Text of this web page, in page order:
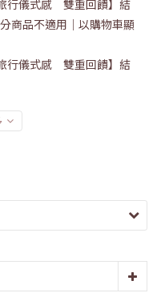
行儀式感 雙重回饋】結
商品不適用｜以購物車顯
行儀式感 雙重回饋】結